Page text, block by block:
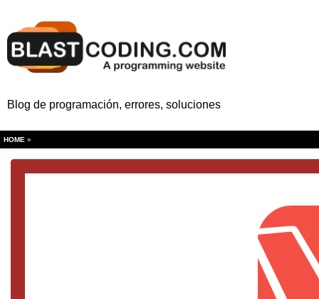
Blog de programación, errores, soluciones
HOME »